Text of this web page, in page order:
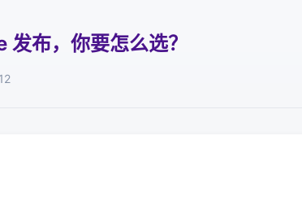
布，你要怎么选？